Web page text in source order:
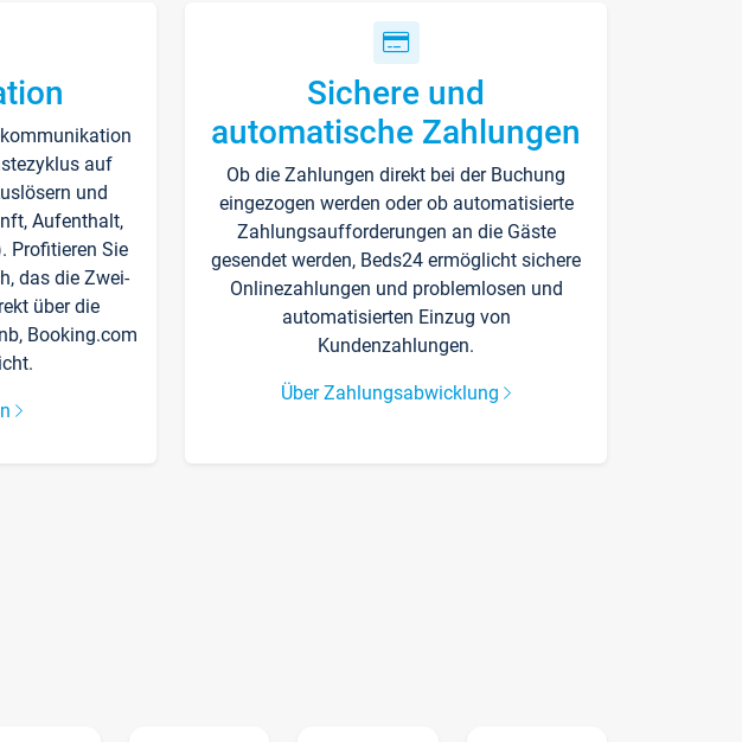
auf
und
Aufenthalt,
Profitieren Sie
das die Zwei-
über die
Booking.com
Sichere und
automatische Zahlungen
Ob die Zahlungen direkt bei der Buchung
eingezogen werden oder ob automatisierte
Zahlungsaufforderungen an die Gäste
gesendet werden, Beds24 ermöglicht sichere
Onlinezahlungen und problemlosen und
automatisierten Einzug von
Kundenzahlungen.
Über Zahlungsabwicklung